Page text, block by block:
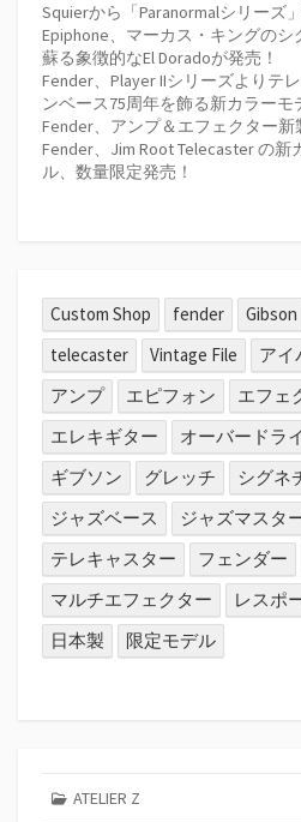
Squierから「Paranormalシリーズ
Epiphone、マーカス・キングの
蘇る象徴的なEl Doradoが発売！
Fender、Player IIシリーズよりテ
ンベース75周年を飾る新カラーモ
Fender、アンプ＆エフェクター新
Fender、Jim Root Telecaster の新
ル、数量限定発売！
Custom Shop fender Gibson
telecaster
Vintage File アイ
アンプ
エピフォン エフェ
エレキギター
オーバードラ
ギブソン
グレッチ
シグネ
ジャズベース
ジャズマスタ
テレキャスター
フェンダー
マルチエフェクター
レスポ
日本製
限定モデル
ATELIER Z